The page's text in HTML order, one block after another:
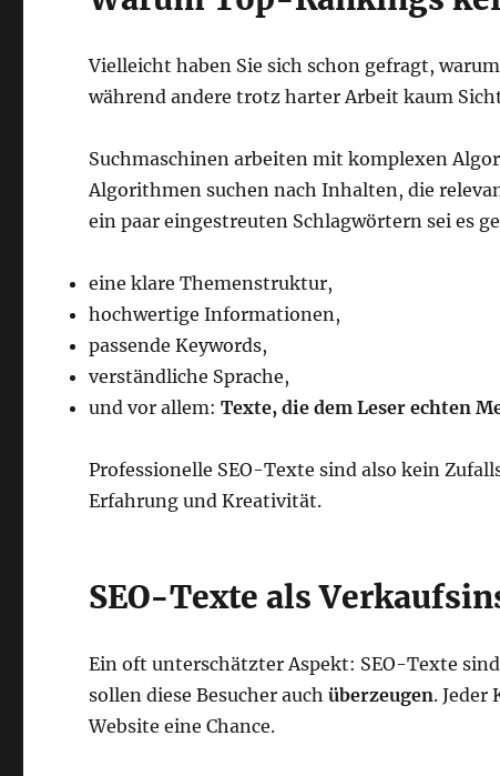
Vielleicht haben Sie sich schon gefragt,
während andere trotz harter Arbeit kaum
Suchmaschinen arbeiten mit komplexen
Algorithmen suchen nach Inhalten, die
ein paar eingestreuten Schlagwörtern sei es
eine klare Themenstruktur,
hochwertige Informationen,
passende Keywords,
verständliche Sprache,
und vor allem:Texte, die dem Leser echten
Professionelle SEO-Texte sind also kein
Erfahrung und Kreativität.
SEO-Texte als
Ein oft unterschätzter Aspekt: SEO-Texte
sollen diese Besucher auchüberzeugen. Jeder
Website eine Chance.